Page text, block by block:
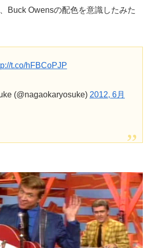
Buck Owensの配色を意識したみた
t.co/hFBCoPJP
(@nagaokaryosuke) 2012, 6月